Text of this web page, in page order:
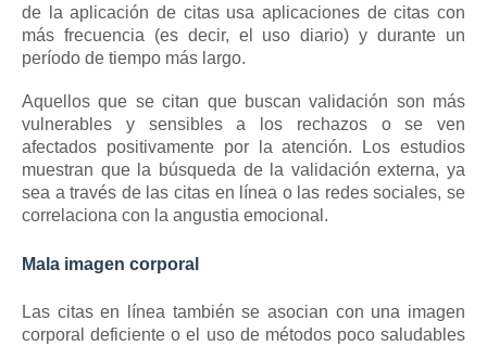
de la aplicación de citas usa aplicaciones de citas con
más frecuencia (es decir, el uso diario) y durante un
período de tiempo más largo.
Aquellos que se citan que buscan validación son más
vulnerables y sensibles a los rechazos o se ven
afectados positivamente por la atención.
Los estudios
muestran que la búsqueda de la validación externa, ya
sea a través de las citas en línea o las redes sociales, se
correlaciona con la angustia emocional.
Mala imagen corporal
Las citas en línea también se asocian con una imagen
corporal deficiente o el uso de métodos poco saludables